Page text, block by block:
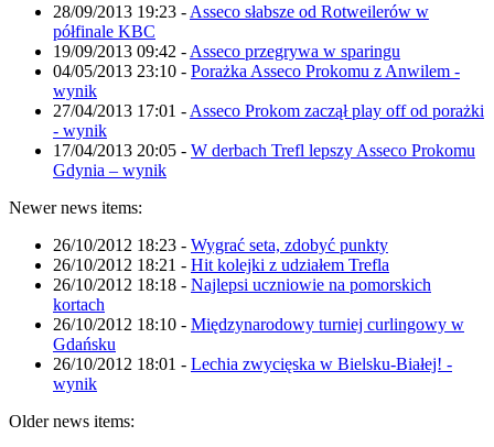
28/09/2013 19:23 - Asseco słabsze od Rotweilerów w
półfinale KBC
19/09/2013 09:42 - Asseco przegrywa w sparingu
04/05/2013 23:10 - Porażka Asseco Prokomu z Anwilem -
wynik
27/04/2013 17:01 - Asseco Prokom zaczął play off od porażki
- wynik
17/04/2013 20:05 - W derbach Trefl lepszy Asseco Prokomu
Gdynia – wynik
Newer news items:
26/10/2012 18:23 - Wygrać seta, zdobyć punkty
26/10/2012 18:21 - Hit kolejki z udziałem Trefla
26/10/2012 18:18 - Najlepsi uczniowie na pomorskich
kortach
26/10/2012 18:10 - Międzynarodowy turniej curlingowy w
Gdańsku
26/10/2012 18:01 - Lechia zwycięska w Bielsku-Białej! -
wynik
Older news items: